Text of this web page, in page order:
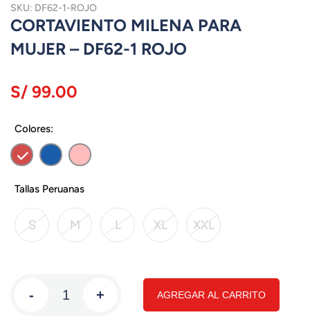
SKU: DF62-1-ROJO
CORTAVIENTO MILENA PARA
MUJER – DF62-1 ROJO
S/ 99.00
Colores:
Tallas Peruanas
S M L XL XXL
- + AGREGAR AL CARRITO